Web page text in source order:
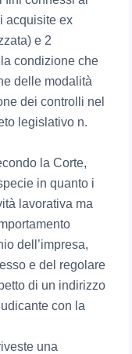
acquisite ex
e 2
condizione che
delle modalità
dei controlli nel
legislativo n.
la Corte,
in quanto i
lavorativa ma
dell’impresa,
e del regolare
di un indirizzo
con la
una